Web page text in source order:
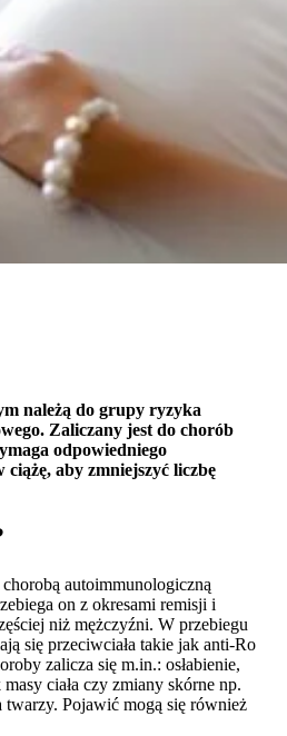
należą do grupy ryzyka
Zaliczany jest do chorób
odpowiedniego
aby zmniejszyć liczbę
autoimmunologiczną
on z okresami remisji i
niż mężczyźni. W przebiegu
się przeciwciała takie jak anti-Ro
zalicza się m.in.: osłabienie,
ciała czy zmiany skórne np.
twarzy. Pojawić mogą się również